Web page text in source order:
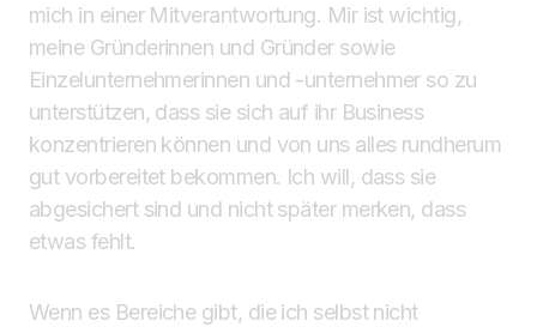
mich in einer Mitverantwortung. Mir ist wichtig,
meine Gründerinnen und Gründer sowie
Einzelunternehmerinnen und -unternehmer so zu
unterstützen, dass sie sich auf ihr Business
konzentrieren können und von uns alles rundherum
gut vorbereitet bekommen. Ich will, dass sie
abgesichert sind und nicht später merken, dass
etwas fehlt.
Wenn es Bereiche gibt, die ich selbst nicht